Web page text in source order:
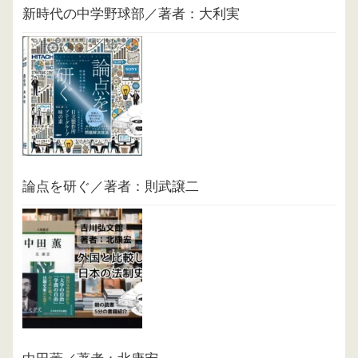
新時代の中学野球部／著者：大利実
論点を研ぐ／著者：則武譲二